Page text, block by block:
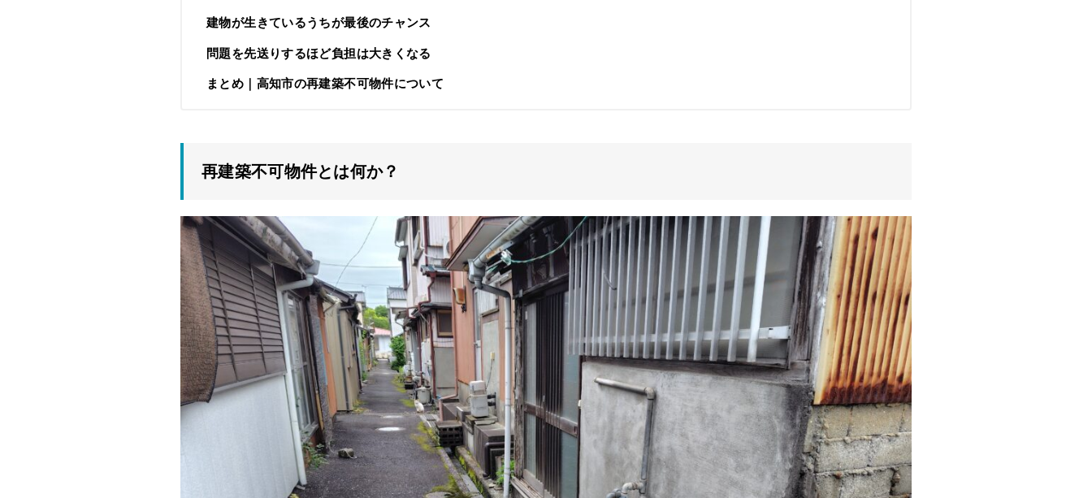
建物が生きているうちが最後のチャンス
問題を先送りするほど負担は大きくなる
まとめ｜高知市の再建築不可物件について
再建築不可物件とは何か？